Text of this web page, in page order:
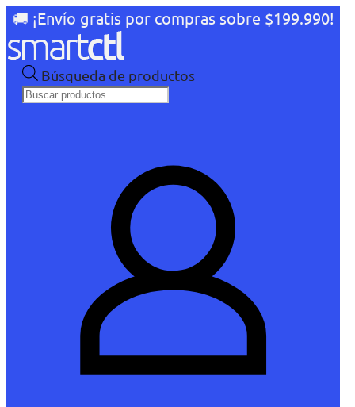
🚚 ¡Envío gratis por compras sobre $199.990!
Búsqueda de productos